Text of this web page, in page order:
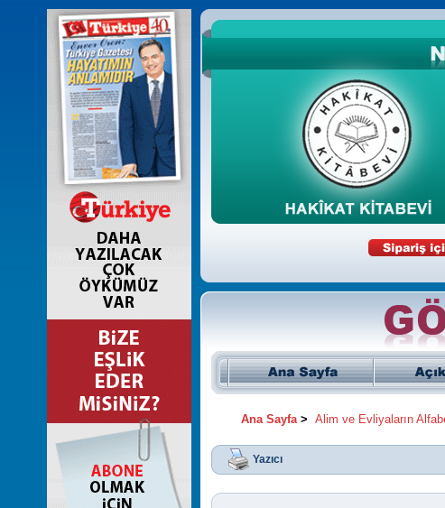
Ana Sayfa> Alim ve Evliyaların
Yazıcı